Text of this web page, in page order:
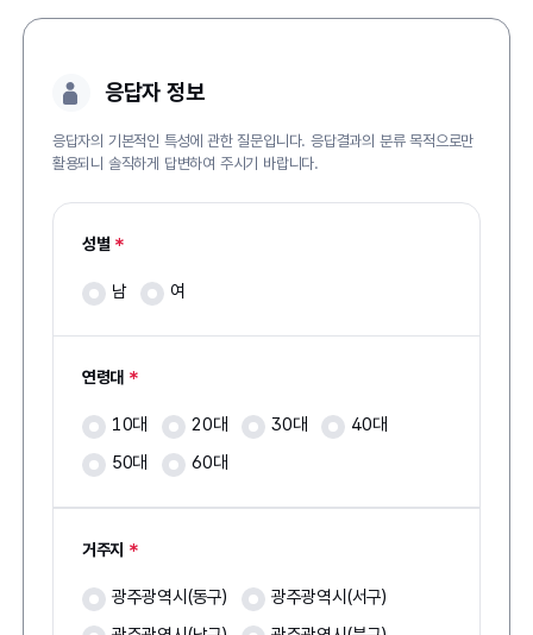
응답자 정보
응답자의 기본적인 특성에 관한 질문입니다. 응답결과의 분류 목적으로만
활용되니 솔직하게 답변하여 주시기 바랍니다.
성별 *
남 여
연령대 *
10대 20대 30대
40대
50대
60대
거주지 *
광주광역시(동구)
광주광역시(서구)